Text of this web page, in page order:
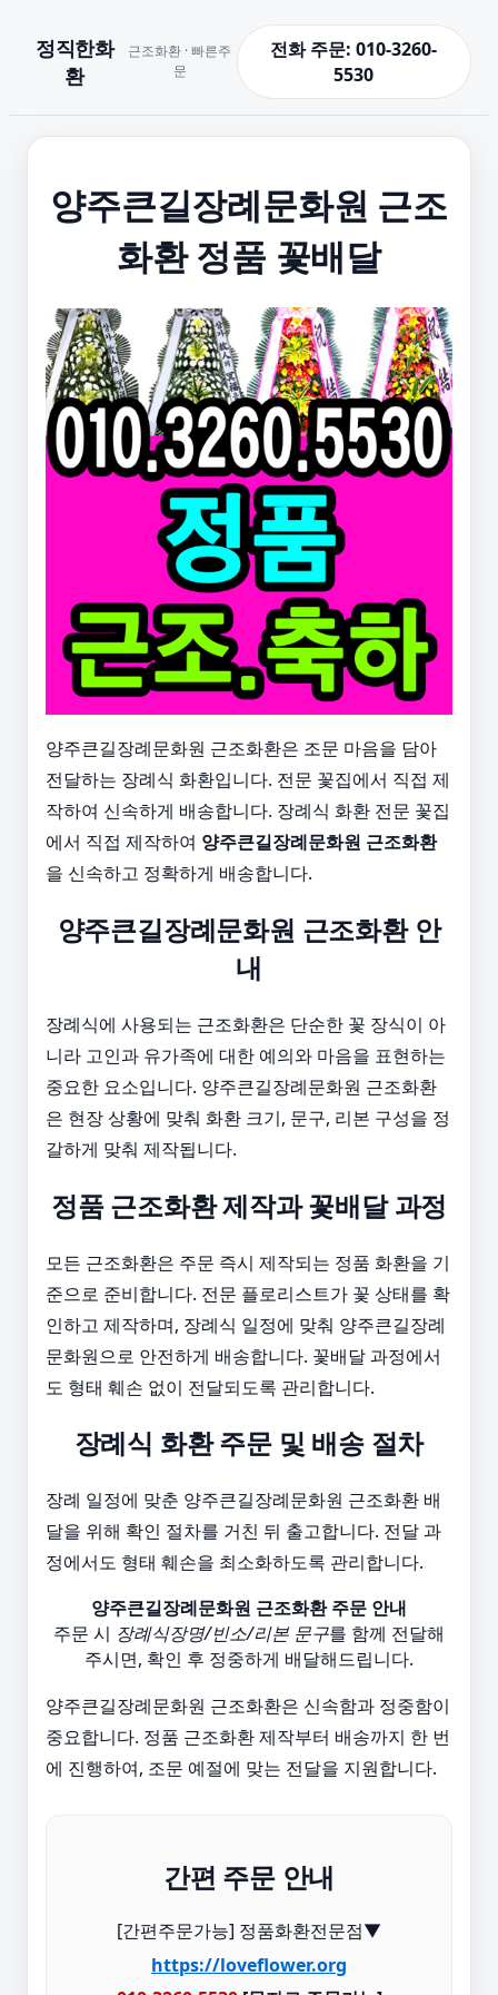
정직한화
환
근조화환 · 빠른주
문
전화 주문: 010-3260-
5530
양주큰길장례문화원 근조
화환 정품 꽃배달
양주큰길장례문화원 근조화환은 조문 마음을 담아
전달하는 장례식 화환입니다. 전문 꽃집에서 직접 제
작하여 신속하게 배송합니다. 장례식 화환 전문 꽃집
에서 직접 제작하여 양주큰길장례문화원 근조화환
을 신속하고 정확하게 배송합니다.
양주큰길장례문화원 근조화환 안
내
장례식에 사용되는 근조화환은 단순한 꽃 장식이 아
니라 고인과 유가족에 대한 예의와 마음을 표현하는
중요한 요소입니다. 양주큰길장례문화원 근조화환
은 현장 상황에 맞춰 화환 크기, 문구, 리본 구성을 정
갈하게 맞춰 제작됩니다.
정품 근조화환 제작과 꽃배달 과정
모든 근조화환은 주문 즉시 제작되는 정품 화환을 기
준으로 준비합니다. 전문 플로리스트가 꽃 상태를 확
인하고 제작하며, 장례식 일정에 맞춰 양주큰길장례
문화원으로 안전하게 배송합니다. 꽃배달 과정에서
도 형태 훼손 없이 전달되도록 관리합니다.
장례식 화환 주문 및 배송 절차
장례 일정에 맞춘 양주큰길장례문화원 근조화환 배
달을 위해 확인 절차를 거친 뒤 출고합니다. 전달 과
정에서도 형태 훼손을 최소화하도록 관리합니다.
양주큰길장례문화원 근조화환 주문 안내
주문 시 장례식장명/빈소/리본 문구를 함께 전달해
주시면, 확인 후 정중하게 배달해드립니다.
양주큰길장례문화원 근조화환은 신속함과 정중함이
중요합니다. 정품 근조화환 제작부터 배송까지 한 번
에 진행하여, 조문 예절에 맞는 전달을 지원합니다.
간편 주문 안내
[간편주문가능] 정품화환전문점▼
https://loveflower.org